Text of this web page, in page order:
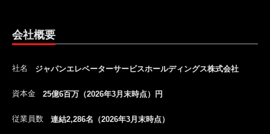
会社概要
社名 ジャパンエレベーターサービスホールディングス株式会社
資本金 25億6百万（2026年3月末時点）円
従業員数 連結2,286名（2026年3月末時点）